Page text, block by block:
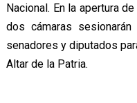
Nacional. En la apertura
dos cámaras
senadores y diputados
Altar de la Patria.